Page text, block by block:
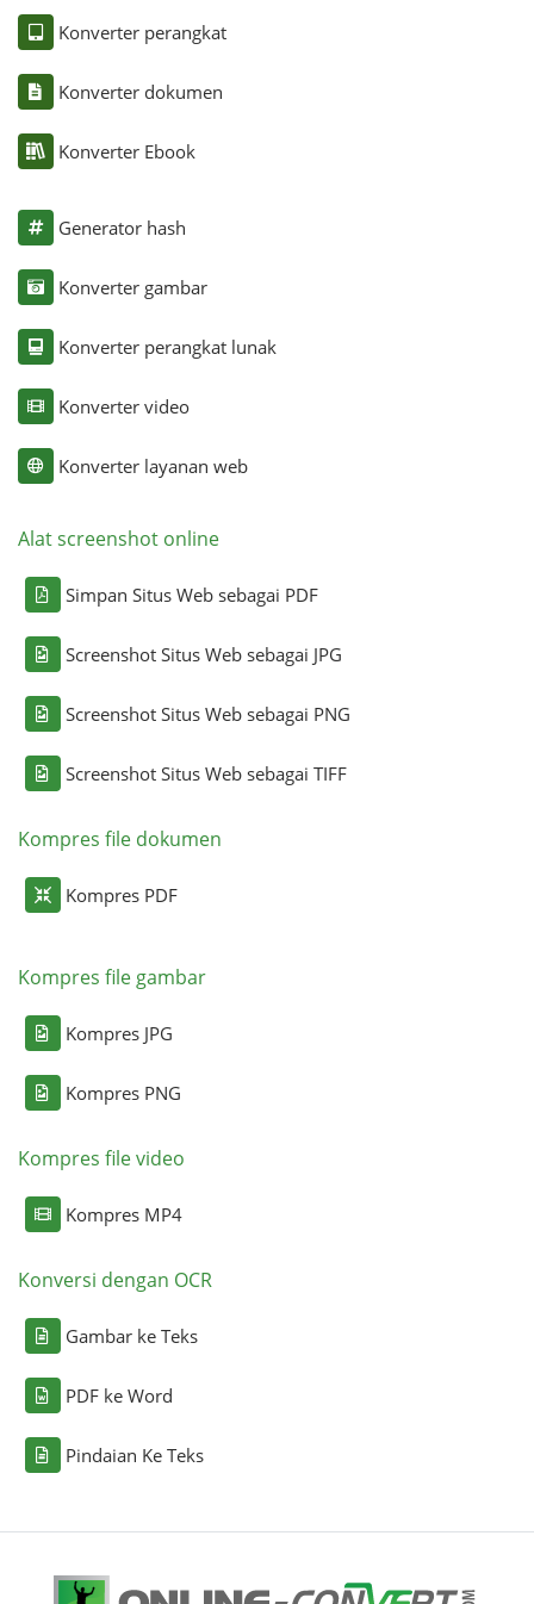
Konverter perangkat
Konverter dokumen
Konverter Ebook
Generator hash
Konverter gambar
Konverter perangkat lunak
Konverter video
Konverter layanan web
Alat screenshot online
Simpan Situs Web sebagai PDF
Screenshot Situs Web sebagai JPG
Screenshot Situs Web sebagai PNG
Screenshot Situs Web sebagai TIFF
Kompres file dokumen
Kompres PDF
Kompres file gambar
Kompres JPG
Kompres PNG
Kompres file video
Kompres MP4
Konversi dengan OCR
Gambar ke Teks
PDF ke Word
Pindaian Ke Teks